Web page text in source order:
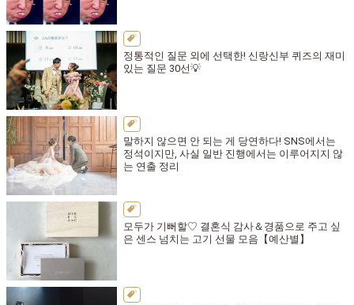
정통적인 질문 외에 선택한! 신랑신부 퀴즈의 재미
있는 질문 30선💡
말하지 않으면 안 되는 게 당연하다! SNS에서는
정석이지만, 사실 일반 진행에서는 이루어지지 않
는 연출 정리
모두가 기뻐할♡ 결혼식 감사＆경품으로 주고 싶
은 센스 넘치는 고기 선물 모음【예산별】